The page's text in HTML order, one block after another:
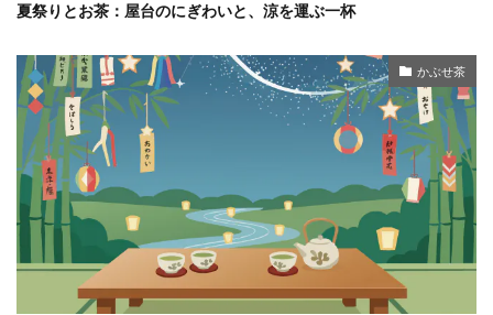
夏祭りとお茶：屋台のにぎわいと、涼を運ぶ一杯
かぶせ茶